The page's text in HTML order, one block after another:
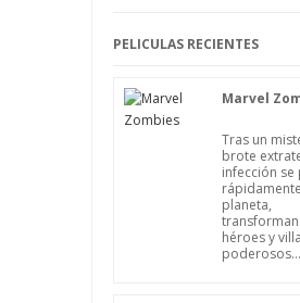
PELICULAS RECIENTES
Marvel
Tras un
brote
infección
planeta,
héroes y
poderosos...